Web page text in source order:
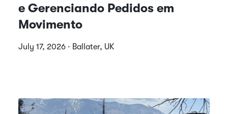
e Gerenciando Pedidos em
Movimento
July 17, 2026 · Ballater, UK